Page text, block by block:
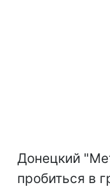
Донецкий
пробиться в